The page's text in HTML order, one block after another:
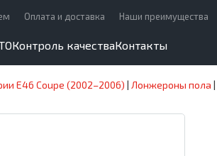
Оплата и доставка Наши преимущества
Контроль качестваКонтакты
E46 Coupe (2002–2006) | Лонжероны пола |